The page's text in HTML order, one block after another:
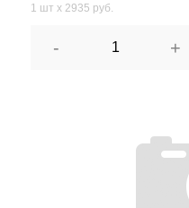
1 шт х 2935 руб.
- +